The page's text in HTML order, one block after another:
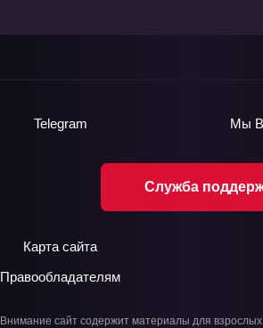
Служба
Telegram Мы
Карта сайта
Правообладателям
Внимание сайт содержит материалы для